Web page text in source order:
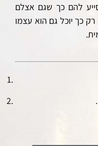
להם כך שגם אצלם
כך יוכל גם הוא עצמו